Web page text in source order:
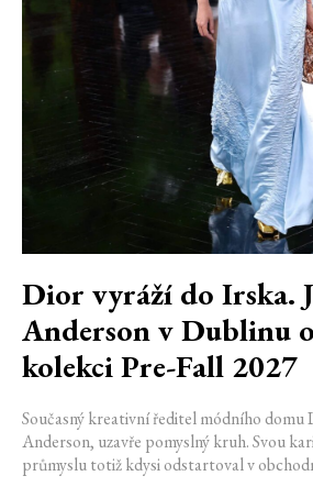
Dior vyráží do Irska.
Anderson v Dublinu
kolekci Pre-Fall 2027
Současný kreativní ředitel módního domu
Anderson, uzavře pomyslný kruh. Svou
průmyslu totiž kdysi odstartoval v